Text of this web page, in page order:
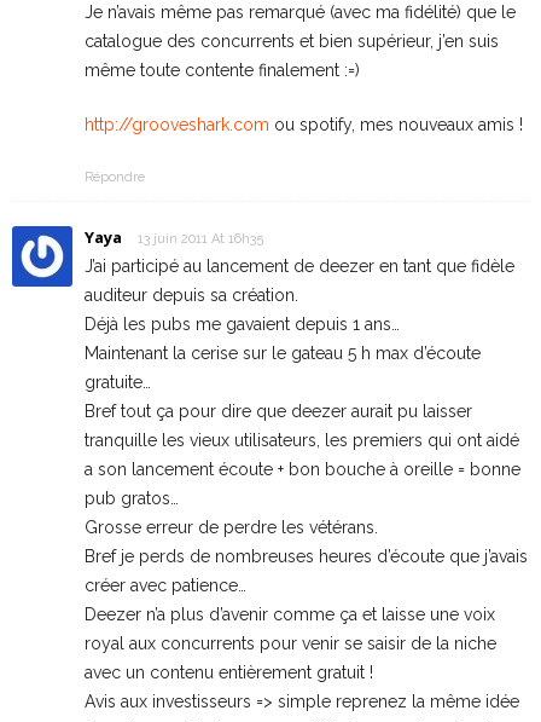
Je n’avais même pas remarqué (avec ma fidélité) que le
catalogue des concurrents et bien supérieur, j’en suis
même toute contente finalement :=)
http://grooveshark.com ou spotify, mes nouveaux amis !
Répondre
Yaya 13 juin 2011 At 16h35
J’ai participé au lancement de deezer en tant que fidèle
auditeur depuis sa création.
Déjà les pubs me gavaient depuis 1 ans…
Maintenant la cerise sur le gateau 5 h max d’écoute
gratuite…
Bref tout ça pour dire que deezer aurait pu laisser
tranquille les vieux utilisateurs, les premiers qui ont aidé
a son lancement écoute + bon bouche à oreille = bonne
pub gratos…
Grosse erreur de perdre les vétérans.
Bref je perds de nombreuses heures d’écoute que j’avais
créer avec patience…
Deezer n’a plus d’avenir comme ça et laisse une voix
royal aux concurrents pour venir se saisir de la niche
avec un contenu entièrement gratuit !
Avis aux investisseurs => simple reprenez la même idée